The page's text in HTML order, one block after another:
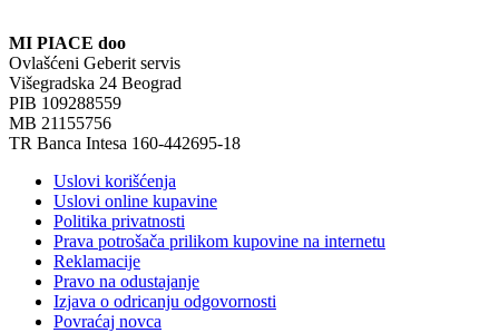
MI PIACE doo
Ovlašćeni Geberit servis
Višegradska 24 Beograd
PIB 109288559
MB 21155756
TR Banca Intesa 160-442695-18
Uslovi korišćenja
Uslovi online kupavine
Politika privatnosti
Prava potrošača prilikom kupovine na internetu
Reklamacije
Pravo na odustajanje
Izjava o odricanju odgovornosti
Povraćaj novca